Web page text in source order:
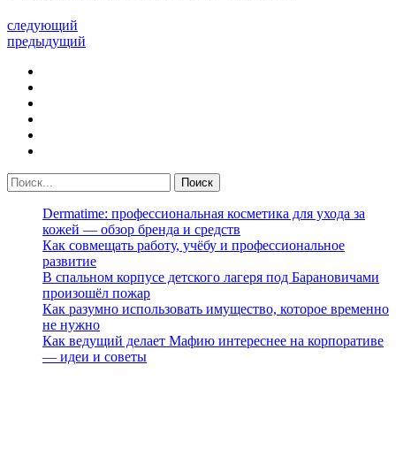
следующий
предыдущий
Dermatime: профессиональная косметика для ухода за
кожей — обзор бренда и средств
Как совмещать работу, учёбу и профессиональное
развитие
В спальном корпусе детского лагеря под Барановичами
произошёл пожар
Как разумно использовать имущество, которое временно
не нужно
Как ведущий делает Мафию интереснее на корпоративе
— идеи и советы